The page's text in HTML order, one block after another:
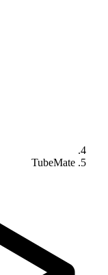
TubeMate